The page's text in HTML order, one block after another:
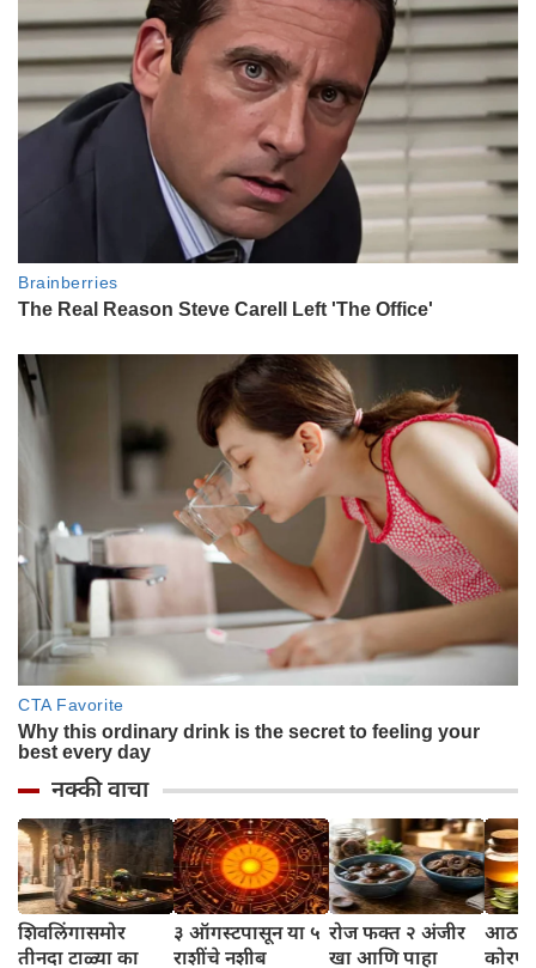
नक्की वाचा
शिवलिंगासमोर
तीनदा टाळ्या का
३ ऑगस्टपासून या ५
राशींचे नशीब
रोज फक्त २ अंजीर
खा आणि पाहा